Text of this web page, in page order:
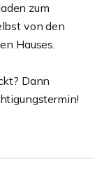
zum
von den
Hauses.
Dann